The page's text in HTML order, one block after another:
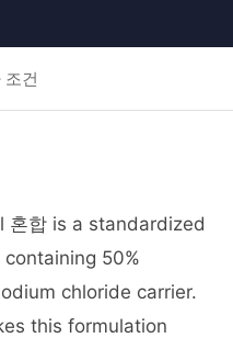
조건
혼합 is a standardized
50%
chloride carrier.
this formulation